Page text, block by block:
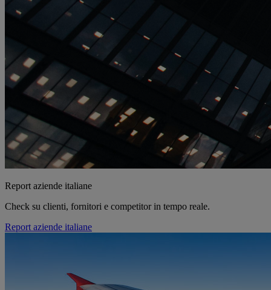
Report aziende italiane
Check su clienti, fornitori e competitor in tempo reale.
Report aziende italiane